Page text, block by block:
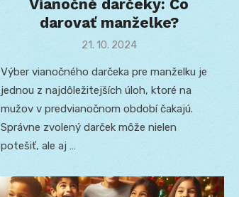
Vianočné darčeky: Čo
darovať manželke?
Posted
21. 10. 2024
Výber vianočného darčeka pre manželku je
jednou z najdôležitejších úloh, ktoré na
mužov v predvianočnom období čakajú.
Správne zvolený darček môže nielen
potešiť, ale aj …